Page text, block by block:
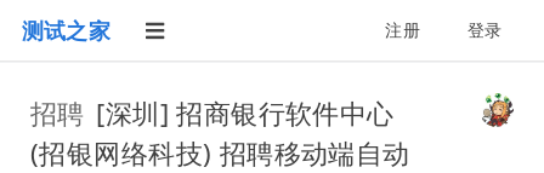
测试之家 注册 登录
招聘 [深圳] 招商银行软件中心
(招银网络科技) 招聘移动端自动